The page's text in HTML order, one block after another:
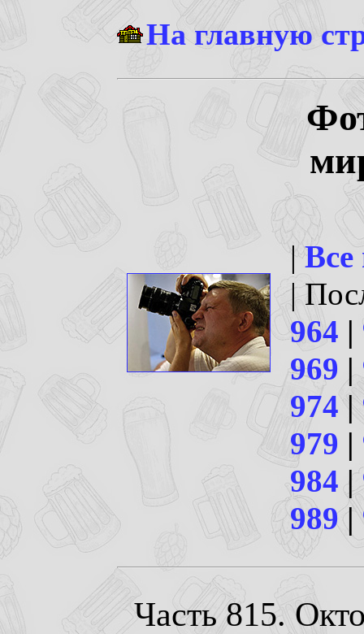
На главную
|
|
964 |
969 |
974|
979 |
984 |
989|
Часть 815.